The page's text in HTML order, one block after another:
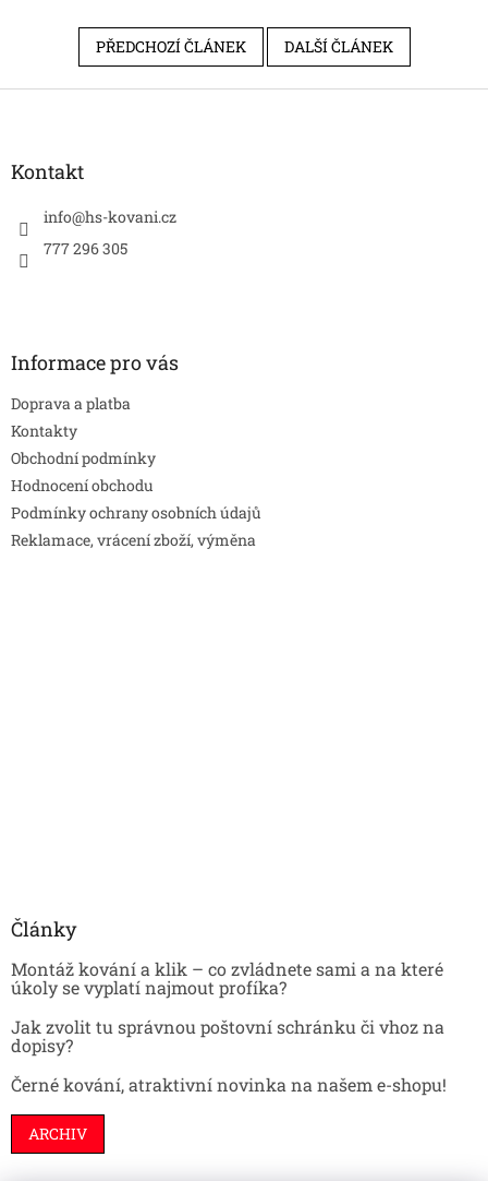
PŘEDCHOZÍ ČLÁNEK DALŠÍ ČLÁNEK
Kontakt
info@hs-kovani.cz
777 296 305
Informace pro vás
Doprava a platba
Kontakty
Obchodní podmínky
Hodnocení obchodu
Podmínky ochrany osobních údajů
Reklamace, vrácení zboží, výměna
Články
Montáž kování a klik – co zvládnete sami a na které
úkoly se vyplatí najmout profíka?
Jak zvolit tu správnou poštovní schránku či vhoz na
dopisy?
Černé kování, atraktivní novinka na našem e-shopu!
ARCHIV